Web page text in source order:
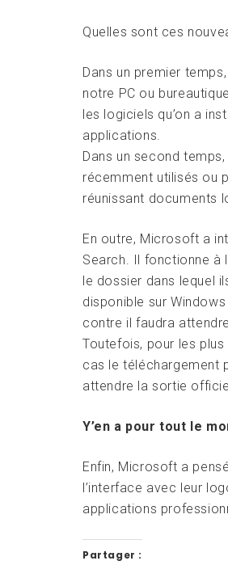
Quelles sont ces
Dans un premier
notre PC ou
les logiciels qu’on a
applications.
Dans un second
récemment utilisés ou
réunissant documents
En outre, Microsoft a
Search. Il fonctionne à
le dossier dans lequel
disponible sur
contre il faudra
Toutefois, pour les
cas le téléchargement
attendre la sortie
Y’en a pour tout le
Enfin, Microsoft a
l’interface avec leur
applications
Partager :